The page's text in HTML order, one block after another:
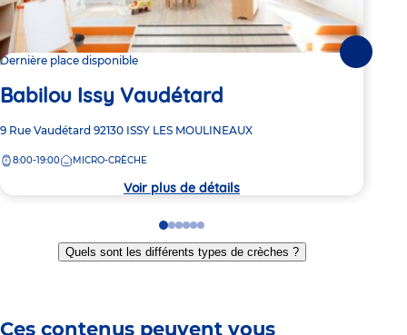
Dernière place disponible
Babilou Issy Vaudétard
Adresse
la
9 Rue Vaudétard 92130 ISSY LES MOULINEAUX
8:00-19:00 MICRO-CRÈCHE
Voir plus de détails
Go
to
slide
Go
to
slide
Go
to
slide
Go
to
slide
Go
to
slide
Go
to
slide
Quels sont les différents types de crèches ?
Ces contenus peuvent vous